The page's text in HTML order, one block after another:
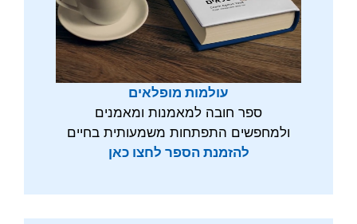
עולמות מופלאים
ספר חובה למאמנות ומאמנים
ולמחפשים התפתחות משמעותית בחיים
להזמנת הספר לחצו כאן